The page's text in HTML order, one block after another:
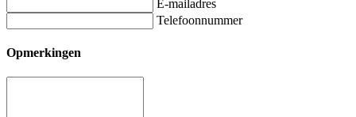
E-mailadres
Telefoonnummer
Opmerkingen